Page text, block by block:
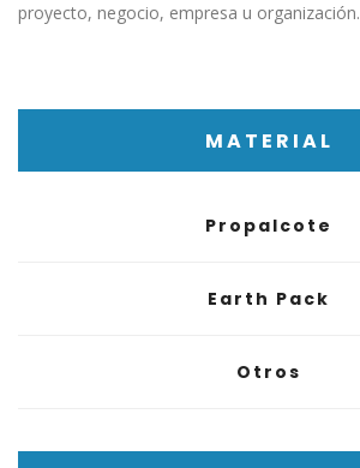
proyecto, negocio, empresa u organización.
MATERIAL
Propalcote
Earth Pack
Otros